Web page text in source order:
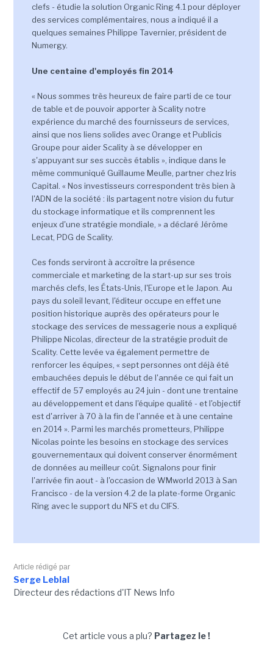
clefs - étudie la solution Organic Ring 4.1 pour déployer
des services complémentaires, nous a indiqué il a
quelques semaines Philippe Tavernier, président de
Numergy.
Une centaine d'employés fin 2014
« Nous sommes très heureux de faire parti de ce tour
de table et de pouvoir apporter à Scality notre
expérience du marché des fournisseurs de services,
ainsi que nos liens solides avec Orange et Publicis
Groupe pour aider Scality à se développer en
s'appuyant sur ses succès établis », indique dans le
même communiqué Guillaume Meulle, partner chez Iris
Capital. « Nos investisseurs correspondent très bien à
l'ADN de la société : ils partagent notre vision du futur
du stockage informatique et ils comprennent les
enjeux d'une stratégie mondiale, » a déclaré Jérôme
Lecat, PDG de Scality.
Ces fonds serviront à accroître la présence
commerciale et marketing de la start-up sur ses trois
marchés clefs, les États-Unis, l'Europe et le Japon. Au
pays du soleil levant, l'éditeur occupe en effet une
position historique auprès des opérateurs pour le
stockage des services de messagerie nous a expliqué
Philippe Nicolas, directeur de la stratégie produit de
Scality. Cette levée va également permettre de
renforcer les équipes, « sept personnes ont déjà été
embauchées depuis le début de l'année ce qui fait un
effectif de 57 employés au 24 juin - dont une trentaine
au développement et dans l'équipe qualité - et l'objectif
est d'arriver à 70 à la fin de l'année et à une centaine
en 2014 ». Parmi les marchés prometteurs, Philippe
Nicolas pointe les besoins en stockage des services
gouvernementaux qui doivent conserver énormément
de données au meilleur coût. Signalons pour finir
l'arrivée fin aout - à l'occasion de WMworld 2013 à San
Francisco - de la version 4.2 de la plate-forme Organic
Ring avec le support du NFS et du CIFS.
Article rédigé par
Serge Leblal
Directeur des rédactions d'IT News Info
Cet article vous a plu? Partagez le !